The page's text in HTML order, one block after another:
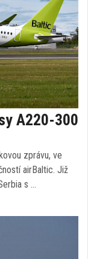
A220-300
zprávu, ve
airBaltic. Již
s …